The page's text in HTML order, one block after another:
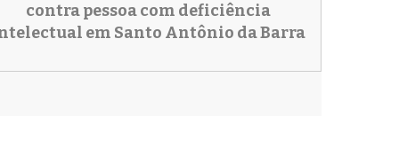
contra pessoa com deficiência
em Santo Antônio da Barra